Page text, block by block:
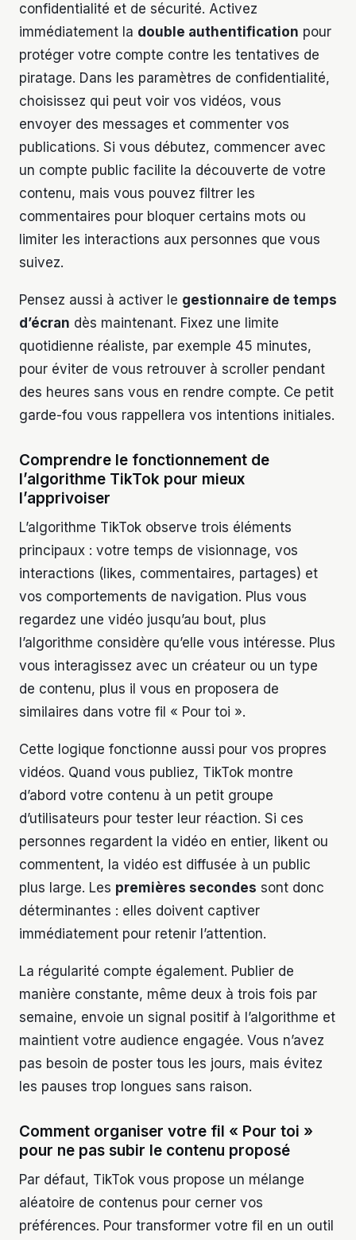
confidentialité et de sécurité. Activez
immédiatement la double authentification pour
protéger votre compte contre les tentatives de
piratage. Dans les paramètres de confidentialité,
choisissez qui peut voir vos vidéos, vous
envoyer des messages et commenter vos
publications. Si vous débutez, commencer avec
un compte public facilite la découverte de votre
contenu, mais vous pouvez filtrer les
commentaires pour bloquer certains mots ou
limiter les interactions aux personnes que vous
suivez.
Pensez aussi à activer le gestionnaire de temps
d’écran dès maintenant. Fixez une limite
quotidienne réaliste, par exemple 45 minutes,
pour éviter de vous retrouver à scroller pendant
des heures sans vous en rendre compte. Ce petit
garde-fou vous rappellera vos intentions initiales.
Comprendre le fonctionnement de
l’algorithme TikTok pour mieux
l’apprivoiser
L’algorithme TikTok observe trois éléments
principaux : votre temps de visionnage, vos
interactions (likes, commentaires, partages) et
vos comportements de navigation. Plus vous
regardez une vidéo jusqu’au bout, plus
l’algorithme considère qu’elle vous intéresse. Plus
vous interagissez avec un créateur ou un type
de contenu, plus il vous en proposera de
similaires dans votre fil « Pour toi ».
Cette logique fonctionne aussi pour vos propres
vidéos. Quand vous publiez, TikTok montre
d’abord votre contenu à un petit groupe
d’utilisateurs pour tester leur réaction. Si ces
personnes regardent la vidéo en entier, likent ou
commentent, la vidéo est diffusée à un public
plus large. Les premières secondes sont donc
déterminantes : elles doivent captiver
immédiatement pour retenir l’attention.
La régularité compte également. Publier de
manière constante, même deux à trois fois par
semaine, envoie un signal positif à l’algorithme et
maintient votre audience engagée. Vous n’avez
pas besoin de poster tous les jours, mais évitez
les pauses trop longues sans raison.
Comment organiser votre fil « Pour toi »
pour ne pas subir le contenu proposé
Par défaut, TikTok vous propose un mélange
aléatoire de contenus pour cerner vos
préférences. Pour transformer votre fil en un outil